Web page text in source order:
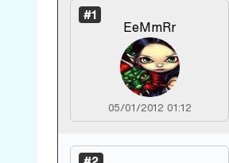
#1
EeMmRr
05/01/2012 01:12